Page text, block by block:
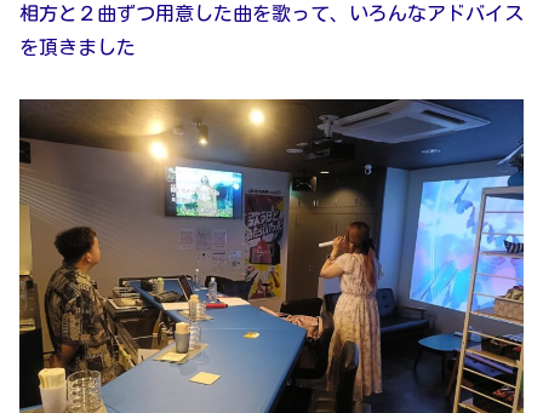
相方と２曲ずつ用意した曲を歌って、いろんなアドバイス
を頂きました